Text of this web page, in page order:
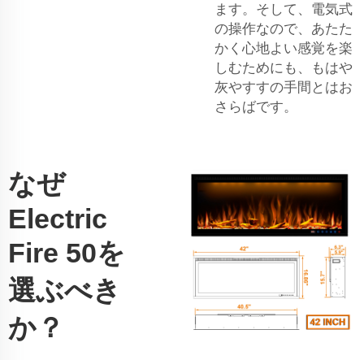
ます。そして、電気式
の操作なので、あたた
かく心地よい感覚を楽
しむためにも、もはや
灰やすすの手間とはお
さらばです。
なぜ
Electric
Fire 50を
選ぶべき
か？